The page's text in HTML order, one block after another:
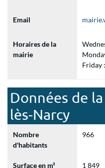
Email
Horaires de la
mairie
Friday
Données de
lès-Narcy
Nombre
d'habitants
966
Surface en m² 1 849